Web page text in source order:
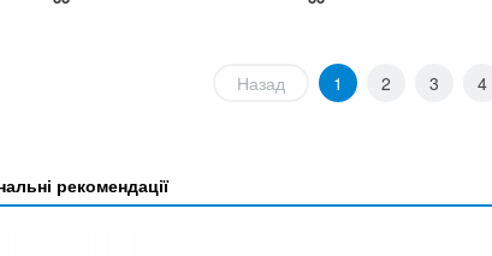
Назад 1 2 3 4
рекомендації